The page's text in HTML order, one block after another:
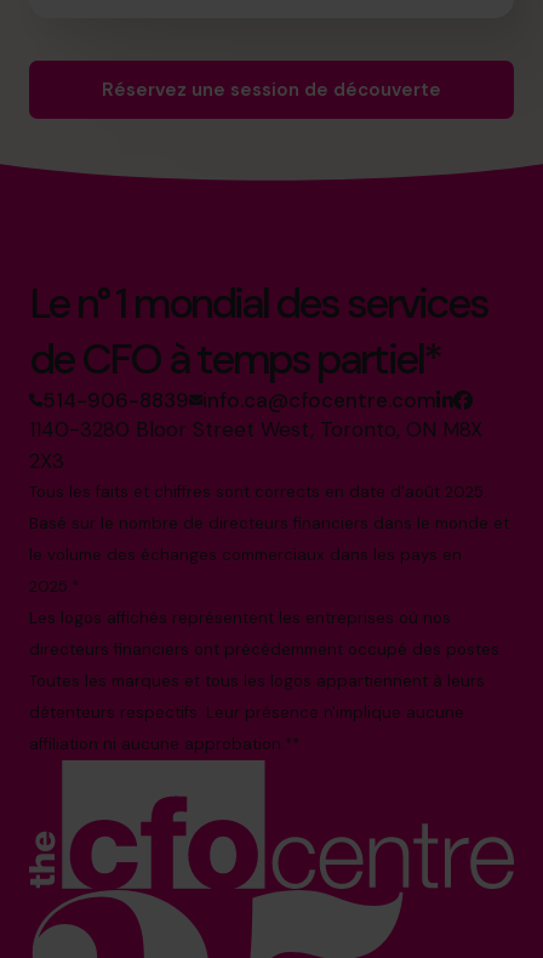
Réservez une session de découverte
Le n° 1 mondial des services
de CFO à temps partiel*
514-906-8839 info.ca@cfocentre.com
1140-3280 Bloor Street West, Toronto, ON M8X
2X3
Tous les faits et chiffres sont corrects en date d'août 2025.
Basé sur le nombre de directeurs financiers dans le monde et
le volume des échanges commerciaux dans les pays en
2025.*
Les logos affichés représentent les entreprises où nos
directeurs financiers ont précédemment occupé des postes.
Toutes les marques et tous les logos appartiennent à leurs
détenteurs respectifs. Leur présence n'implique aucune
affiliation ni aucune approbation.**